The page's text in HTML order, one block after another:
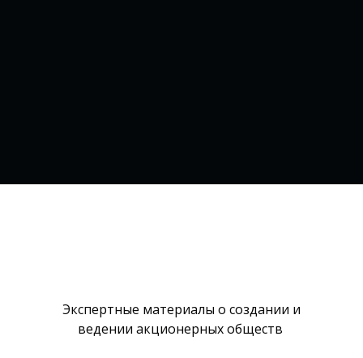
Экспертные материалы о создании и
ведении акционерных обществ